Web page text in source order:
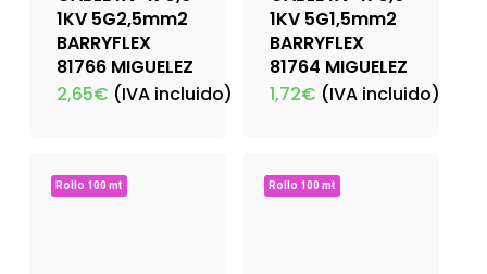
1KV 5G2,5mm2
BARRYFLEX
81766 MIGUELEZ
2,65€ (IVA incluido)
1KV 5G1,5mm2
BARRYFLEX
81764 MIGUELEZ
1,72€ (IVA incluido)
Rollo 100 mt Rollo 100 mt